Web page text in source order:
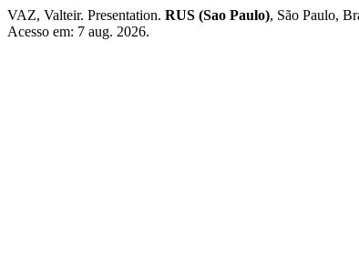
VAZ, Valteir. Presentation. RUS (Sao Paulo), São Paulo,
Acesso em: 7 aug. 2026.